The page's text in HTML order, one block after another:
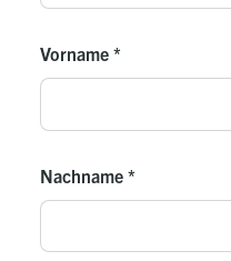
Vorname *
Nachname *